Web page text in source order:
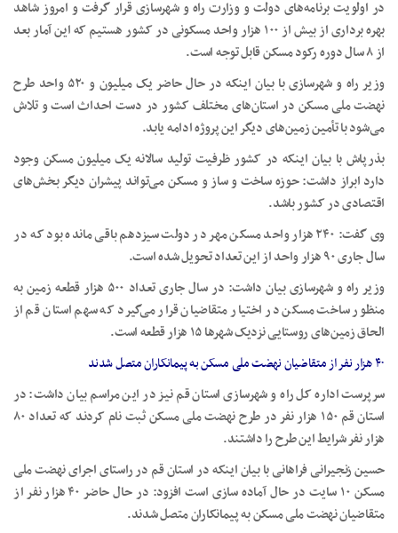
در اولویت برنامه‌های دولت و وزارت راه و شهرسازی قرار گرفت و امروز شاهد
بهره برداری از بیش از ۱۰۰ هزار واحد مسکونی در کشور هستیم که این آمار بعد
از ۸ سال دوره رکود مسکن قابل توجه است.
وزیر راه و شهرسازی با بیان اینکه در حال حاضر یک میلیون و ۵۲۰ واحد طرح
نهضت ملی مسکن در استان‌های مختلف کشور در دست احداث است و تلاش
می‌شود با تأمین زمین‌های دیگر این پروژه ادامه یابد.
بذرپاش با بیان اینکه در کشور ظرفیت تولید سالانه یک میلیون مسکن وجود
دارد ابراز داشت: حوزه ساخت و ساز و مسکن می‌تواند پیشران دیگر بخش‌های
اقتصادی در کشور باشد.
وی گفت: ۲۴۰ هزار واحد مسکن مهر در دولت سیزدهم باقی مانده بود که در
سال جاری ۹۰ هزار واحد از این تعداد تحویل شده است.
وزیر راه و شهرسازی بیان داشت: در سال جاری تعداد ۵۰۰ هزار قطعه زمین به
منظور ساخت مسکن در اختیار متقاضیان قرار می‌گیرد که سهم استان قم از
الحاق زمین‌های روستایی نزدیک شهرها ۱۵ هزار قطعه است.
۴۰ هزار نفر از متقاضیان نهضت ملی مسکن به پیمانکاران متصل شدند
سرپرست اداره کل راه و شهرسازی استان قم نیز در این مراسم بیان داشت: در
استان قم ۱۵۰ هزار نفر در طرح نهضت ملی مسکن ثبت نام کردند که تعداد ۸۰
هزار نفر شرایط این طرح را داشتند.
حسین زنجیرانی فراهانی با بیان اینکه در استان قم در راستای اجرای نهضت ملی
مسکن ۱۰ سایت در حال آماده سازی است افزود: در حال حاضر ۴۰ هزار نفر از
متقاضیان نهضت ملی مسکن به پیمانکاران متصل شدند.